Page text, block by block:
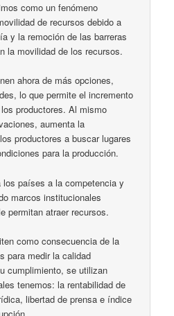
como un fenómeno
de recursos debido a
y la remoción de las barreras
la movilidad de los recursos.
ahora de más opciones,
lo que permite el incremento
productores. Al mismo
aumenta la
productores a buscar lugares
para la producción.
los países a la competencia y
marcos institucionales
permitan atraer recursos.
como consecuencia de la
para medir la calidad
cumplimiento, se utilizan
tenemos: la rentabilidad de
libertad de prensa e índice